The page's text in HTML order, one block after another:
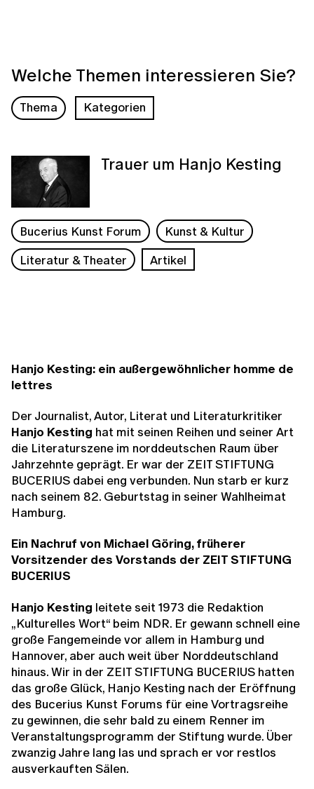
Welche Themen interessieren Sie?
Thema Kategorien
Trauer um Hanjo Kesting
Bucerius Kunst Forum
Kunst & Kultur
Literatur & Theater
Artikel
Hanjo Kesting: ein außergewöhnlicher homme de
lettres
Der Journalist, Autor, Literat und Literaturkritiker
Hanjo Kesting hat mit seinen Reihen und seiner Art
die Literaturszene im norddeutschen Raum über
Jahrzehnte geprägt. Er war der ZEIT STIFTUNG
BUCERIUS dabei eng verbunden. Nun starb er kurz
nach seinem 82. Geburtstag in seiner Wahlheimat
Hamburg.
Ein Nachruf von Michael Göring, früherer
Vorsitzender des Vorstands der ZEIT STIFTUNG
BUCERIUS
Hanjo Kesting leitete seit 1973 die Redaktion
„Kulturelles Wort“ beim NDR. Er gewann schnell eine
große Fangemeinde vor allem in Hamburg und
Hannover, aber auch weit über Norddeutschland
hinaus. Wir in der ZEIT STIFTUNG BUCERIUS hatten
das große Glück, Hanjo Kesting nach der Eröffnung
des Bucerius Kunst Forums für eine Vortragsreihe
zu gewinnen, die sehr bald zu einem Renner im
Veranstaltungsprogramm der Stiftung wurde. Über
zwanzig Jahre lang las und sprach er vor restlos
ausverkauften Sälen.